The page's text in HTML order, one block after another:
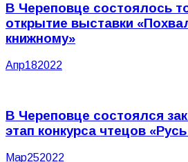
В Череповце состоялось
открытие выставки
книжному»
Апр182022
В Череповце состоялся
этап конкурса чтецов
Мар252022